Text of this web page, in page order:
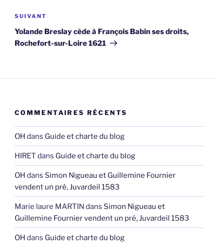
Article
suivant
SUIVANT
Yolande Breslay cède à François Babin ses droits,
Rochefort-sur-Loire 1621
COMMENTAIRES RÉCENTS
OH dans Guide et charte du blog
HIRET dans Guide et charte du blog
OH dans Simon Nigueau et Guillemine Fournier
vendent un pré, Juvardeil 1583
Marie laure MARTIN dans Simon Nigueau et
Guillemine Fournier vendent un pré, Juvardeil 1583
OH dans Guide et charte du blog